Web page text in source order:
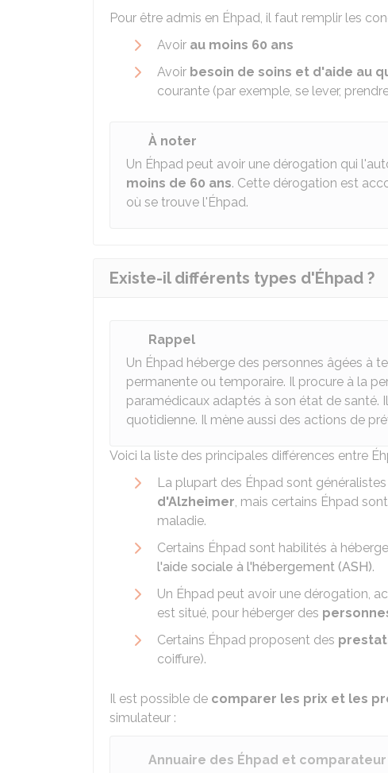
Pour être admis en Éhpad, il faut remplir les
Avoir au moins 60 ans
Avoir besoin de soins et d'aide au
courante (par exemple, se lever,
À noter
Un Éhpad peut avoir une dérogation qui
moins de 60 ans. Cette dérogation est
où se trouve l'Éhpad.
Existe-il différents types d'Éhpad ?
Rappel
Un Éhpad héberge des personnes âgées à
permanente ou temporaire. Il procure à la
paramédicaux adaptés à son état de santé.
quotidienne. Il mène aussi des actions de
Voici la liste des principales différences entre
La plupart des Éhpad sont
d'Alzheimer, mais certains Éhpad
maladie.
Certains Éhpad sont habilités à
l'aide sociale à l'hébergement (ASH).
Un Éhpad peut avoir une dérogation,
est situé, pour héberger des
Certains Éhpad proposent des
coiffure).
Il est possible de comparer les prix et les
simulateur :
Annuaire des Éhpad et